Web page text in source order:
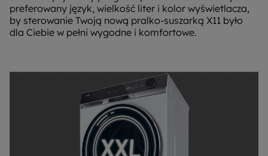
preferowany język, wielkość liter i kolor wyświetlacza,
by sterowanie Twoją nową pralko-suszarką X11 było
dla Ciebie w pełni wygodne i komfortowe.